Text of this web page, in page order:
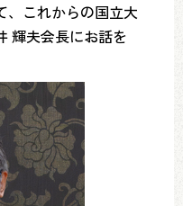
、これからの国立大
輝夫会長にお話を